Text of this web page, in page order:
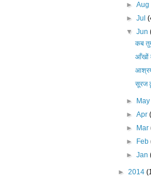
►Aug
►Jul
▼Jun
कब
आँखों
सूरज
►
►Apr
►
Mar
►
Feb
►Jan
► 2014